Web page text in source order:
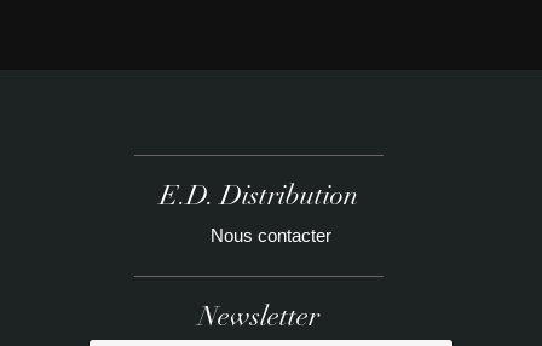
E.D. Distribution
Nous contacter
Newsletter